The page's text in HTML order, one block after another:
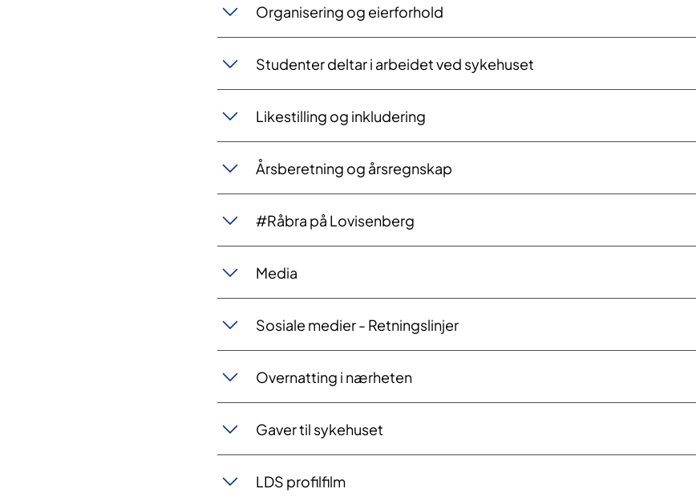
Organisering og eierforhold
Studenter deltar i arbeidet ved sykehuset
Likestilling og inkludering
Årsberetning og årsregnskap
#Råbra på Lovisenberg
Media
Sosiale medier - Retningslinjer
Overnatting i nærheten
Gaver til sykehuset
LDS profilfilm